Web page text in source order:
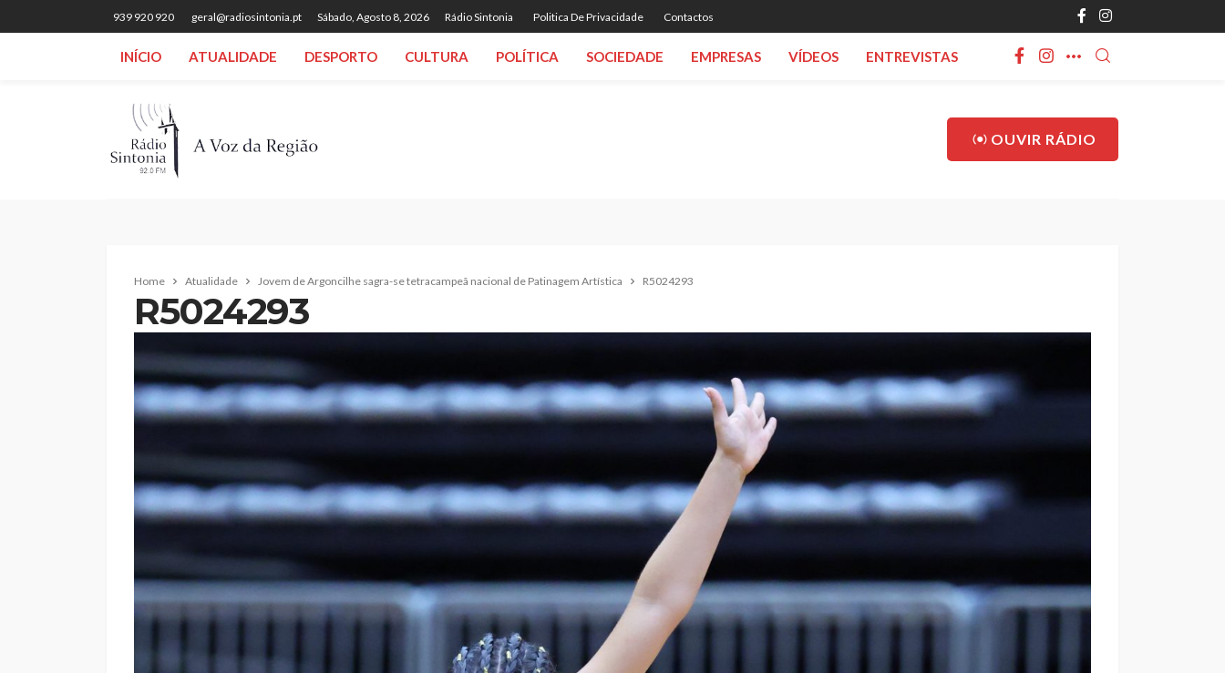
939 920 920 geral@radiosintonia.pt Sábado, Agosto 8, 2026 Rádio Sintonia Politica De Privacidade Contactos
INÍCIO ATUALIDADE DESPORTO CULTURA POLÍTICA SOCIEDADE EMPRESAS VÍDEOS ENTREVISTAS
OUVIR RÁDIO
Home Atualidade Jovem de Argoncilhe sagra-se tetracampeã nacional de Patinagem Artística R5024293
R5024293